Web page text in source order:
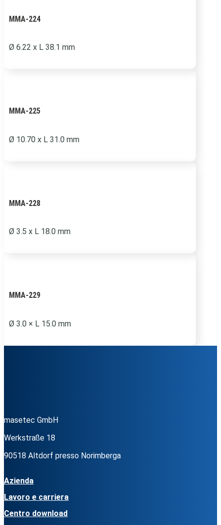
MMA-224
Ø 6.22 x L 38.1 mm
MMA-225
Ø 10.70 x L 31.0 mm
MMA-228
Ø 3.5 x L 18.0 mm
MMA-229
Ø 3.0 × L 15.0 mm
masetec GmbH
Werkstraße 18
90518 Altdorf presso Norimberga
Azienda
Lavoro e carriera
Centro download